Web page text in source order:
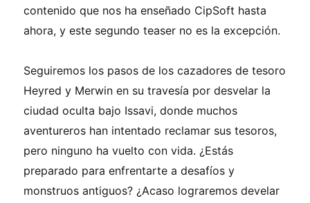
contenido que nos ha enseñado CipSoft hasta
ahora, y este segundo teaser no es la excepción.
Seguiremos los pasos de los cazadores de tesoro
Heyred y Merwin en su travesía por desvelar la
ciudad oculta bajo Issavi, donde muchos
aventureros han intentado reclamar sus tesoros,
pero ninguno ha vuelto con vida. ¿Estás
preparado para enfrentarte a desafíos y
monstruos antiguos? ¿Acaso lograremos develar